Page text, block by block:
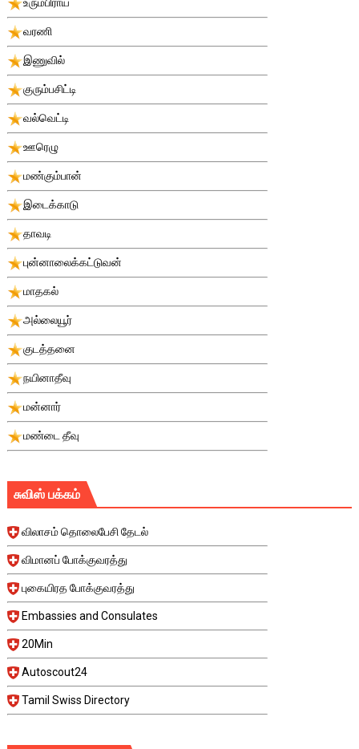
வரணி
இணுவில்
குரும்பசிட்டி
வல்வெட்டி
ஊரெழு
மண்கும்பான்
இடைக்காடு
தாவடி
புன்னாலைக்கட்டுவன்
மாதகல்
அல்லையூர்
குடத்தனை
நயினாதீவு
மன்னார்
மண்டை தீவு
சுவிஸ் பக்கம்
விலாசம் தொலைபேசி தேடல்
விமானப் போக்குவரத்து
புகையிரத போக்குவரத்து
Embassies and Consulates
20Min
Autoscout24
Tamil Swiss Directory